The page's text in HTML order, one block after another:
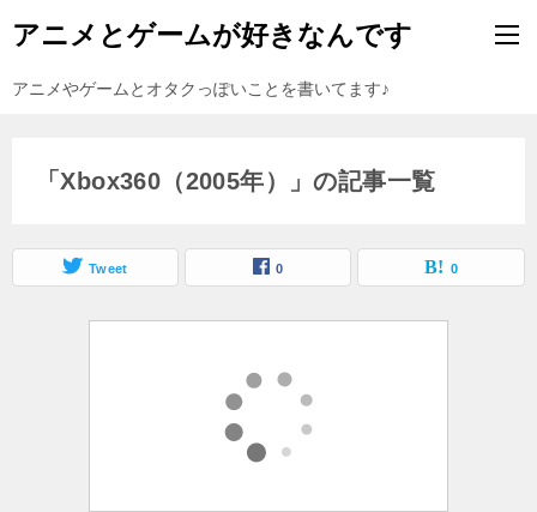
アニメとゲームが好きなんです
アニメやゲームとオタクっぽいことを書いてます♪
「Xbox360（2005年）」の記事一覧
Tweet 0 0